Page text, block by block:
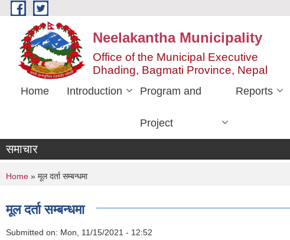
Skip to main content
Neelakantha Municipality
Office of the Municipal Executive
Dhading, Bagmati Province, Nepal
Home Introduction Program and
Project
Reports
समाचार
You are here
Home » मूल दर्ता सम्बन्धमा
मूल दर्ता सम्बन्धमा
Submitted on: Mon, 11/15/2021 - 12:52